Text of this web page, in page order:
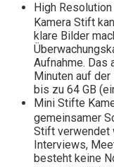
High
Kamera Stift
klare Bilder
Aufnahme. Das
Minuten auf
bis zu 64 GB
Mini Stifte
gemeinsamer
Stift verwendet
Interviews,
besteht keine